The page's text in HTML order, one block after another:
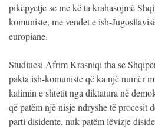
pikëpyetje se me kë ta krahasojmë
komuniste, me vendet e ish-
europiane.
Studiuesi Afrim Krasniqi tha se
pakta ish-komuniste që ka një numër
kalimin e shtetit nga diktatura në
që patëm një nisje ndryshe të procesit
parti disidente, nuk patëm lëvizje